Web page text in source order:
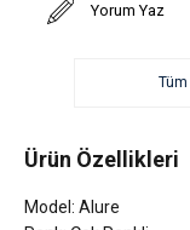
Yorum Yaz
Tüm
Ürün Özellikleri
Model: Alure